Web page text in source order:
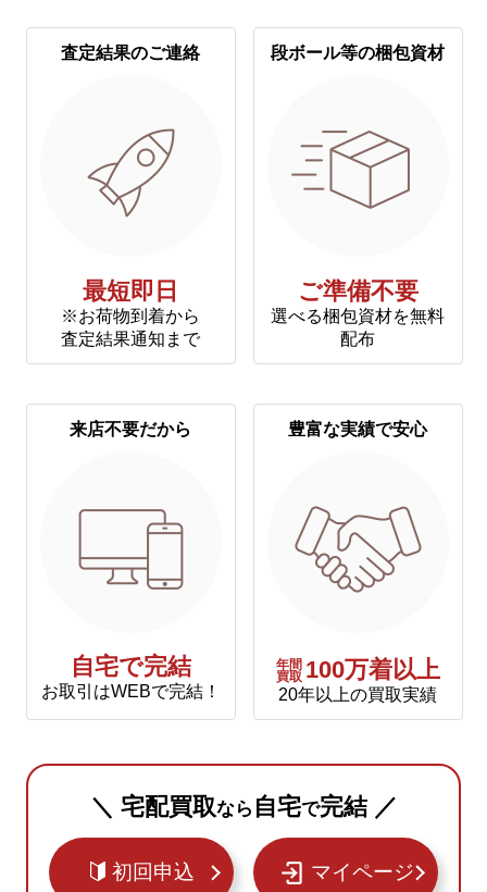
査定結果のご連絡
最短即日
※お荷物到着から
査定結果通知まで
段ボール等の梱包資材
ご準備不要
選べる梱包資材を無料
配布
来店不要だから
自宅で完結
お取引はWEBで完結！
豊富な実績で安心
年間
買取 100万着以上
20年以上の買取実績
＼ 宅配買取なら 自宅で完結 ／
初回申込 マイページ